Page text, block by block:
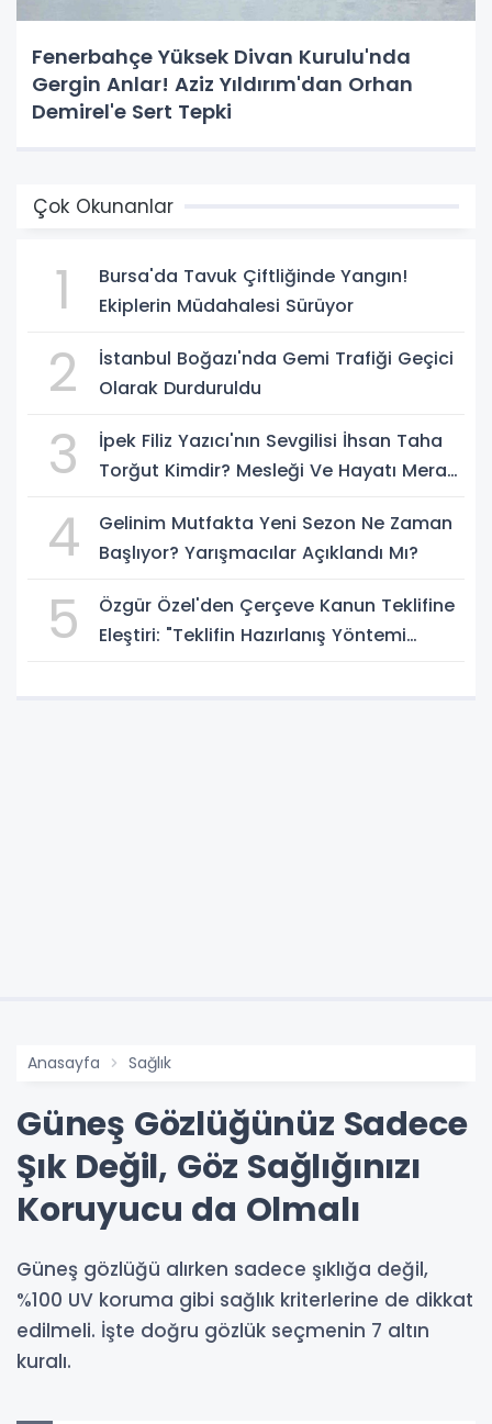
Fenerbahçe Yüksek Divan Kurulu'nda
Gergin Anlar! Aziz Yıldırım'dan Orhan
Demirel'e Sert Tepki
Çok Okunanlar
1
Bursa'da Tavuk Çiftliğinde Yangın!
Ekiplerin Müdahalesi Sürüyor
2
İstanbul Boğazı'nda Gemi Trafiği Geçici
Olarak Durduruldu
3
İpek Filiz Yazıcı'nın Sevgilisi İhsan Taha
Torğut Kimdir? Mesleği Ve Hayatı Merak
4
Gelinim Mutfakta Yeni Sezon Ne Zaman
Başlıyor? Yarışmacılar Açıklandı Mı?
5
Özgür Özel'den Çerçeve Kanun Teklifine
Eleştiri: "Teklifin Hazırlanış Yöntemi
Anasayfa Sağlık
Güneş Gözlüğünüz Sadece
Şık Değil, Göz Sağlığınızı
Koruyucu da Olmalı
Güneş gözlüğü alırken sadece şıklığa değil,
%100 UV koruma gibi sağlık kriterlerine de dikkat
edilmeli. İşte doğru gözlük seçmenin 7 altın
kuralı.